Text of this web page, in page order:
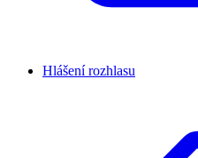
Hlášení rozhlasu